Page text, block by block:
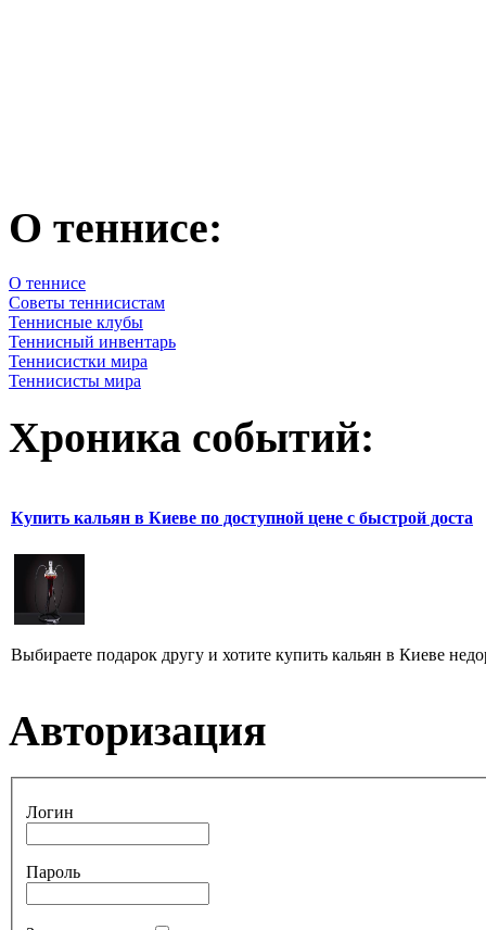
О теннисе:
О теннисе
Советы теннисистам
Теннисные клубы
Теннисный инвентарь
Теннисистки мира
Теннисисты мира
Хроника событий:
Купить кальян в Киеве по доступной цене с быстрой доста
Выбираете подарок другу и хотите купить кальян в Киеве
Авторизация
Логин
Пароль